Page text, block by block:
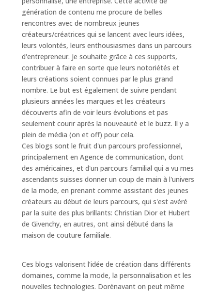
génération de contenu me procure de belles
rencontres avec de nombreux jeunes
créateurs/créatrices qui se lancent avec leurs idées,
leurs volontés, leurs enthousiasmes dans un parcours
d'entrepreneur. Je souhaite grâce à ces supports,
contribuer à faire en sorte que leurs notoriétés et
leurs créations soient connues par le plus grand
nombre. Le but est également de suivre pendant
plusieurs années les marques et les créateurs
découverts afin de voir leurs évolutions et pas
seulement courir après la nouveauté et le buzz. Il y a
plein de média (on et off) pour cela.
Ces blogs sont le fruit d'un parcours professionnel,
principalement en Agence de communication, dont
des américaines, et d'un parcours familial qui a vu mes
ascendants suisses donner un coup de main à l'univers
de la mode, en prenant comme assistant des jeunes
créateurs au début de leurs parcours, qui s'est avéré
par la suite des plus brillants: Christian Dior et Hubert
de Givenchy, en autres, ont ainsi débuté dans la
maison de couture familiale.
Ces blogs valorisent l’idée de création dans différents
domaines, comme la mode, la personnalisation et les
nouvelles technologies. Dorénavant on peut même